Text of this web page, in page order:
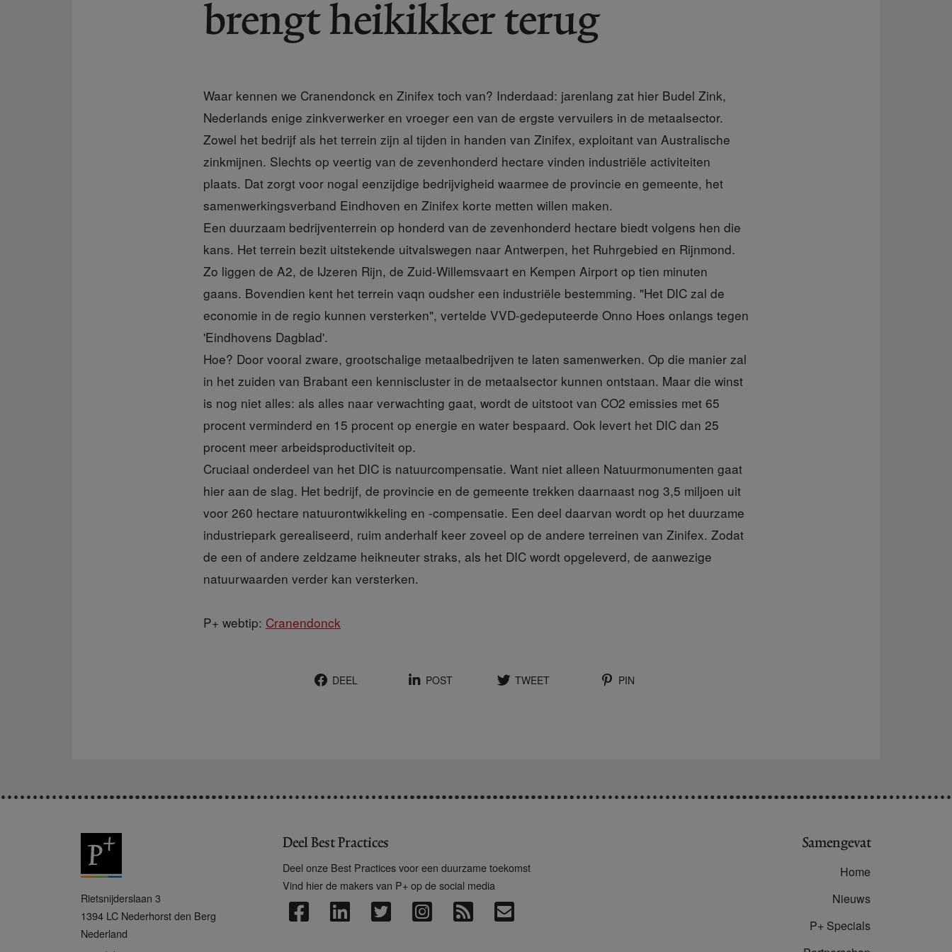
brengt heikikker terug
Waar kennen we Cranendonck en Zinifex toch van? Inderdaad: jarenlang zat hier Budel Zink,
Nederlands enige zinkverwerker en vroeger een van de ergste vervuilers in de metaalsector.
Zowel het bedrijf als het terrein zijn al tijden in handen van Zinifex, exploitant van Australische
zinkmijnen. Slechts op veertig van de zevenhonderd hectare vinden industriële activiteiten
plaats. Dat zorgt voor nogal eenzijdige bedrijvigheid waarmee de provincie en gemeente, het
samenwerkingsverband Eindhoven en Zinifex korte metten willen maken.
Een duurzaam bedrijventerrein op honderd van de zevenhonderd hectare biedt volgens hen die
kans. Het terrein bezit uitstekende uitvalswegen naar Antwerpen, het Ruhrgebied en Rijnmond.
Zo liggen de A2, de IJzeren Rijn, de Zuid-Willemsvaart en Kempen Airport op tien minuten
gaans. Bovendien kent het terrein vaqn oudsher een industriële bestemming. "Het DIC zal de
economie in de regio kunnen versterken", vertelde VVD-gedeputeerde Onno Hoes onlangs tegen
'Eindhovens Dagblad'.
Hoe? Door vooral zware, grootschalige metaalbedrijven te laten samenwerken. Op die manier zal
in het zuiden van Brabant een kenniscluster in de metaalsector kunnen ontstaan. Maar die winst
is nog niet alles: als alles naar verwachting gaat, wordt de uitstoot van CO2 emissies met 65
procent verminderd en 15 procent op energie en water bespaard. Ook levert het DIC dan 25
procent meer arbeidsproductiviteit op.
Cruciaal onderdeel van het DIC is natuurcompensatie. Want niet alleen Natuurmonumenten gaat
hier aan de slag. Het bedrijf, de provincie en de gemeente trekken daarnaast nog 3,5 miljoen uit
voor 260 hectare natuurontwikkeling en -compensatie. Een deel daarvan wordt op het duurzame
industriepark gerealiseerd, ruim anderhalf keer zoveel op de andere terreinen van Zinifex. Zodat
de een of andere zeldzame heikneuter straks, als het DIC wordt opgeleverd, de aanwezige
natuurwaarden verder kan versterken.
P+ webtip: Cranendonck
DEEL POST TWEET PIN
+
Rietsnijderslaan 3
1394 LC Nederhorst den Berg
Nederland
Deel Best Practices
Deel onze Best Practices voor een duurzame toekomst
Vind hier de makers van P+ op de social media
Samengevat
Home
Nieuws
P+ Specials